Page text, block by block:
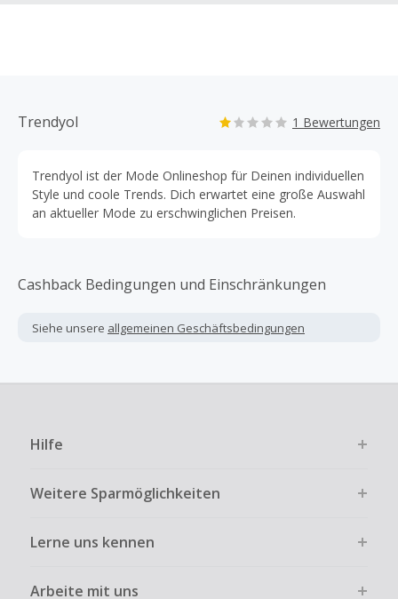
Trendyol 1 Bewertungen
Trendyol ist der Mode Onlineshop für Deinen individuellen
Style und coole Trends. Dich erwartet eine große Auswahl
an aktueller Mode zu erschwinglichen Preisen.
Cashback Bedingungen und Einschränkungen
Siehe unsere allgemeinen Geschäftsbedingungen
Hilfe
Weitere Sparmöglichkeiten
Lerne uns kennen
Arbeite mit uns